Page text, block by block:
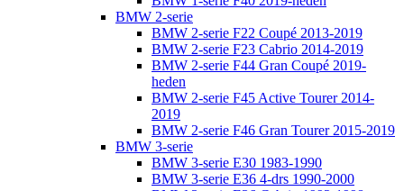
BMW 2-serie
BMW 2-serie F22 Coupé 2013-2019
BMW 2-serie F23 Cabrio 2014-2019
BMW 2-serie F44 Gran Coupé 2019-
heden
BMW 2-serie F45 Active Tourer 2014-
2019
BMW 2-serie F46 Gran Tourer 2015-2019
BMW 3-serie
BMW 3-serie E30 1983-1990
BMW 3-serie E36 4-drs 1990-2000